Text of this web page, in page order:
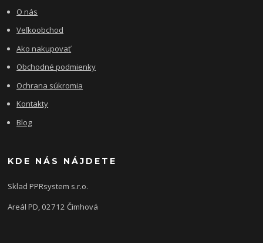
O nás
Veľkoobchod
Ako nakupovať
Obchodné podmienky
Ochrana súkromia
Kontakty
Blog
KDE NÁS NÁJDETE
Sklad PPRsystem s.r.o.
Areál PD, 02712 Čimhová